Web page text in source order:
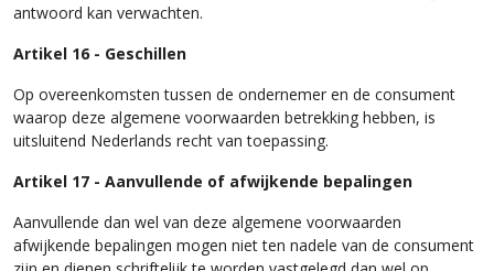
antwoord kan verwachten.
Artikel 16 - Geschillen
Op overeenkomsten tussen de ondernemer en de consument
waarop deze algemene voorwaarden betrekking hebben, is
uitsluitend Nederlands recht van toepassing.
Artikel 17 - Aanvullende of afwijkende bepalingen
Aanvullende dan wel van deze algemene voorwaarden
afwijkende bepalingen mogen niet ten nadele van de consument